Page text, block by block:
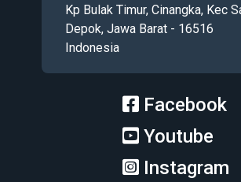
Kp Bulak Timur, Cinangka, Kec
Depok, Jawa Barat - 16516
Indonesia
Facebook
Youtube
Instagram